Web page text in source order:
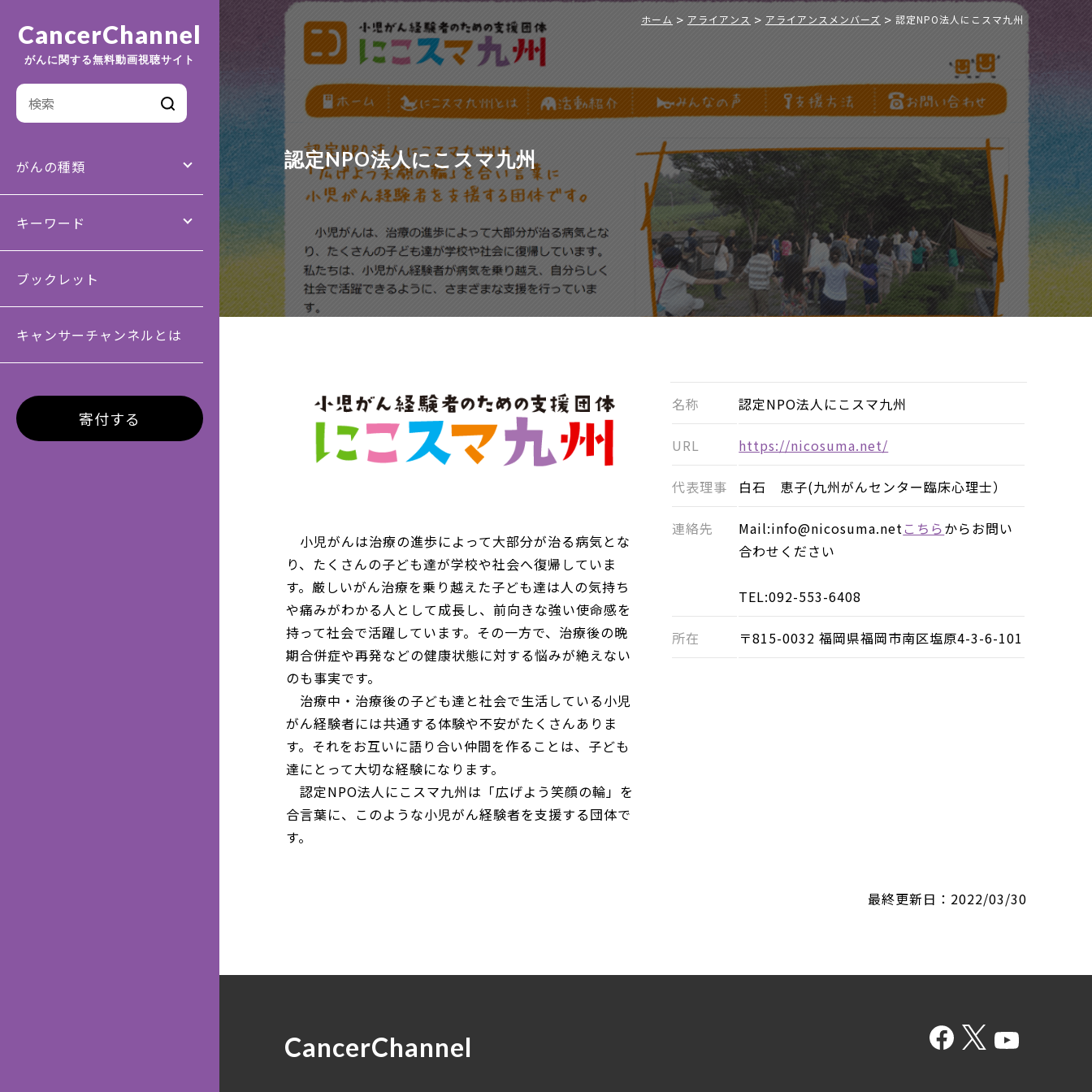
CancerChannel
がんに関する無料動画視聴サイト
がんの種類
キーワード
ブックレット
キャンサーチャンネルとは
寄付する
ホーム > アライアンス > アライアンスメンバーズ > 認定NPO法人にこスマ九州
認定NPO法人にこスマ九州
小児がんは治療の進歩によって大部分が治る病気とな
り、たくさんの子ども達が学校や社会へ復帰していま
す。厳しいがん治療を乗り越えた子ども達は人の気持ち
や痛みがわかる人として成長し、前向きな強い使命感を
持って社会で活躍しています。その一方で、治療後の晩
期合併症や再発などの健康状態に対する悩みが絶えない
のも事実です。
治療中・治療後の子ども達と社会で生活している小児
がん経験者には共通する体験や不安がたくさんありま
す。それをお互いに語り合い仲間を作ることは、子ども
達にとって大切な経験になります。
認定NPO法人にこスマ九州は「広げよう笑顔の輪」を
合言葉に、このような小児がん経験者を支援する団体で
す。
名称 認定NPO法人にこスマ九州
URL https://nicosuma.net/
代表理事 白石 恵子(九州がんセンター臨床心理士）
連絡先 Mail:info@nicosuma.netこちらからお問い
合わせください
TEL:092-553-6408
所在 〒815-0032 福岡県福岡市南区塩原4-3-6-101
最終更新日：2022/03/30
CancerChannel